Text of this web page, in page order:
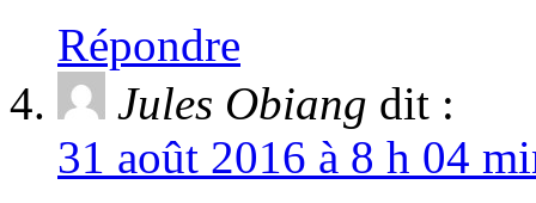
Répondre
Jules Obiang dit :
31 août 2016 à 8 h 04